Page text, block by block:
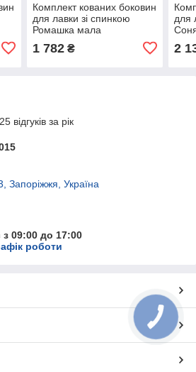
Комплект кованих боковин
для лавки зі спинкою
Ромашка мала
1 782₴
для
2
відгуків за рік
Запоріжжя, Україна
09:00 до 17:00
роботи